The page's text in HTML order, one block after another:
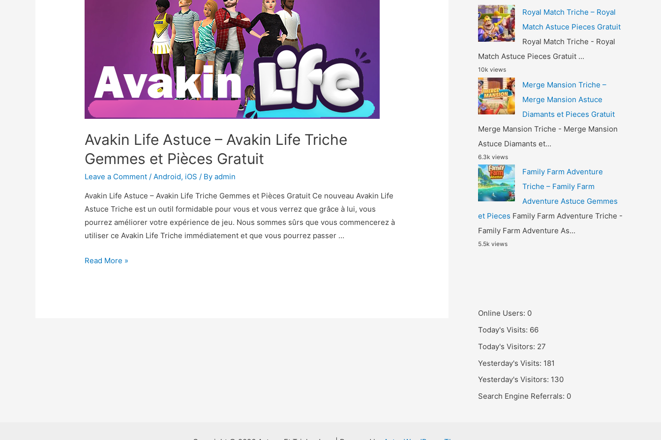
Avakin Life Astuce – Avakin Life Triche
Gemmes et Pièces Gratuit
Leave a Comment / Android, iOS / Byadmin
Avakin Life Astuce – Avakin Life Triche Gemmes et Pièces Gratuit Ce nouveau Avakin Life
Astuce Triche est un outil formidable pour vous et vous verrez que grâce à lui, vous
pourrez améliorer votre expérience de jeu. Nous sommes sûrs que vous commencerez à
utiliser ce Avakin Life Triche immédiatement et que vous pourrez passer …
Avakin
Read More »
Royal Match Triche – Royal
Match Astuce Pieces Gratuit
Royal Match Triche - Royal
Match Astuce Pieces Gratuit ...
10k views
Merge Mansion Triche –
Merge Mansion Astuce
Diamants et Pieces Gratuit
Merge Mansion Triche - Merge Mansion
Astuce Diamants et...
6.3k views
Family Farm Adventure
Triche – Family Farm
Adventure Astuce Gemmes
et Pieces Family Farm Adventure Triche -
Family Farm Adventure As...
5.5k views
Online Users: 0
Today's Visits: 66
Today's Visitors: 27
Yesterday's Visits: 181
Yesterday's Visitors: 130
Search Engine Referrals: 0